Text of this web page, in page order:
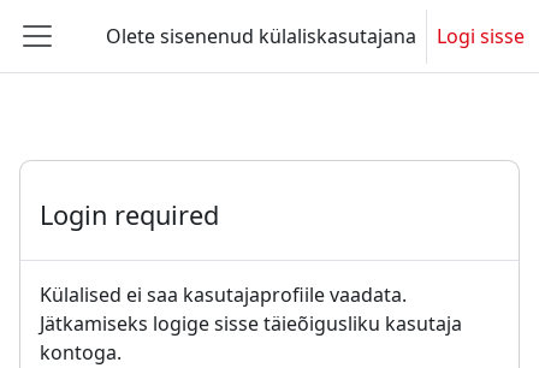
Küljepaneel
Olete sisenenud külaliskasutajana Logi sisse
Login required
Külalised ei saa kasutajaprofiile vaadata.
Jätkamiseks logige sisse täieõigusliku kasutaja
kontoga.